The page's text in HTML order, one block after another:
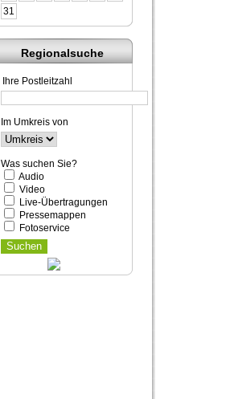
31
Regionalsuche
Ihre Postleitzahl
Im Umkreis von
Was suchen Sie?
Audio
Video
Live-Übertragungen
Pressemappen
Fotoservice